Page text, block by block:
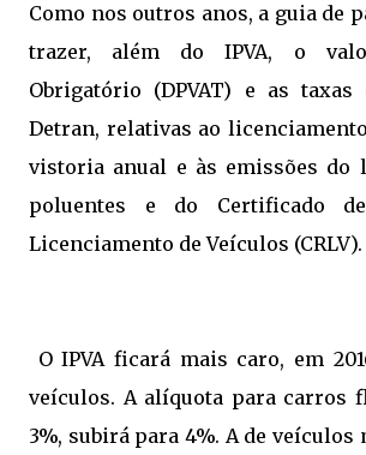
Como nos outros anos, a guia de
trazer, além do IPVA, o
Obrigatório (DPVAT) e as
Detran, relativas ao
vistoria anual e às emissões do
poluentes e do Certificado
Licenciamento de Veículos (CRLV).
O IPVA ficará mais caro, em
veículos. A alíquota para carros
3%, subirá para 4%. A de veículos